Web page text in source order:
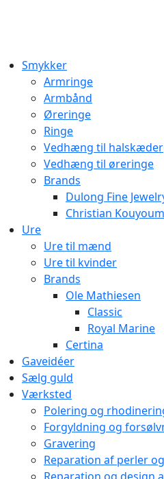
Smykker
Armringe
Armbånd
Øreringe
Ringe
Vedhæng til halskæder
Vedhæng til øreringe
Brands
Dulong Fine
Christian
Ure
Ure til mænd
Ure til kvinder
Brands
Ole Mathiesen
Classic
Royal Marine
Certina
Gaveidéer
Sælg guld
Værksted
Polering og
Forgyldning og
Gravering
Reparation af perler